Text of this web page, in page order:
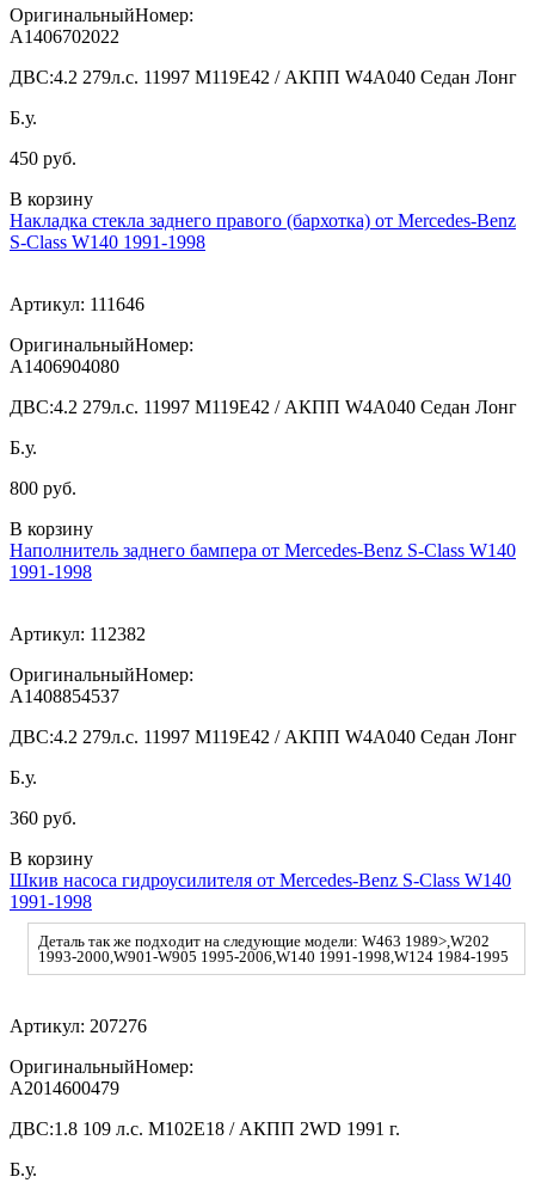
ОригинальныйНомер:
A1406702022
ДВС:4.2 279л.с. 11997 M119E42 / АКПП W4A040 Седан Лонг
Б.у.
450 руб.
В корзину
Накладка стекла заднего правого (бархотка) от Mercedes-Benz
S-Class W140 1991-1998
Артикул: 111646
ОригинальныйНомер:
A1406904080
ДВС:4.2 279л.с. 11997 M119E42 / АКПП W4A040 Седан Лонг
Б.у.
800 руб.
В корзину
Наполнитель заднего бампера от Mercedes-Benz S-Class W140
1991-1998
Артикул: 112382
ОригинальныйНомер:
A1408854537
ДВС:4.2 279л.с. 11997 M119E42 / АКПП W4A040 Седан Лонг
Б.у.
360 руб.
В корзину
Шкив насоса гидроусилителя от Mercedes-Benz S-Class W140
1991-1998
Деталь так же подходит на следующие модели: W463 1989>,W202
1993-2000,W901-W905 1995-2006,W140 1991-1998,W124 1984-1995
Артикул: 207276
ОригинальныйНомер:
A2014600479
ДВС:1.8 109 л.с. M102E18 / АКПП 2WD 1991 г.
Б.у.